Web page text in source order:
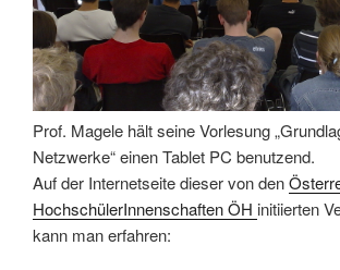
Prof. Magele hält seine Vorlesung
Netzwerke“ einen Tablet PC benutzend.
Auf der Internetseite dieser von den
HochschülerInnenschaften ÖH initiierten
kann man erfahren: